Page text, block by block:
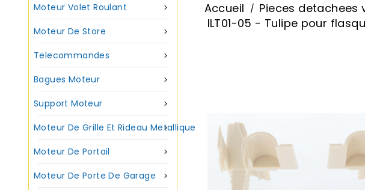

Moteur Volet Roulant

Moteur De Store

Telecommandes

Bagues Moteur

Support Moteur

Moteur De Grille Et Rideau Metallique

Moteur De Portail

Moteur De Porte De Garage
Accueil Pieces detachees
ILT01-05 - Tulipe pour